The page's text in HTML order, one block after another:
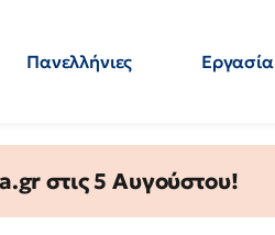
Πανελλήνιες Εργασία
στις 5 Αυγούστου!